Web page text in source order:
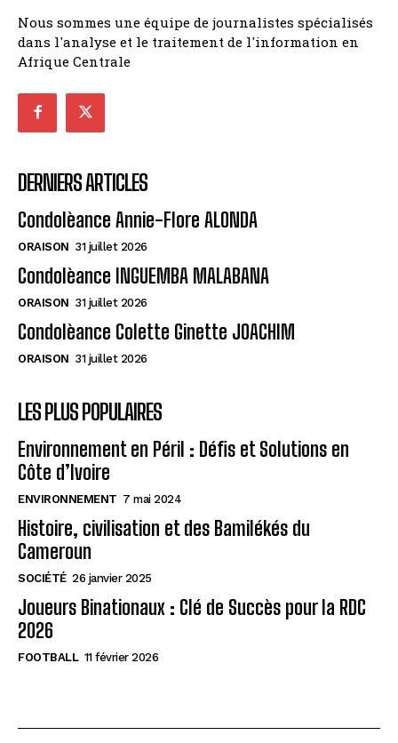
Nous sommes une équipe de journalistes spécialisés
dans l'analyse et le traitement de l'information en
Afrique Centrale
DERNIERS ARTICLES
Condolèance Annie-Flore ALONDA
ORAISON 31 juillet 2026
Condolèance INGUEMBA MALABANA
ORAISON 31 juillet 2026
Condolèance Colette Ginette JOACHIM
ORAISON 31 juillet 2026
LES PLUS POPULAIRES
Environnement en Péril : Défis et Solutions en
Côte d’Ivoire
ENVIRONNEMENT 7 mai 2024
Histoire, civilisation et des Bamilékés du
Cameroun
SOCIÉTÉ 26 janvier 2025
Joueurs Binationaux : Clé de Succès pour la RDC
2026
FOOTBALL 11 février 2026